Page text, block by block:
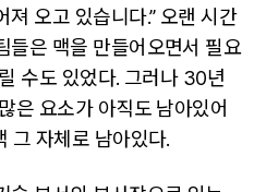
져 오고 있습니다.” 오랜 시간
들은 맥을 만들어오면서 필요
수도 있었다. 그러나 30년
은 요소가 아직도 남아있어
그 자체로 남아있다.